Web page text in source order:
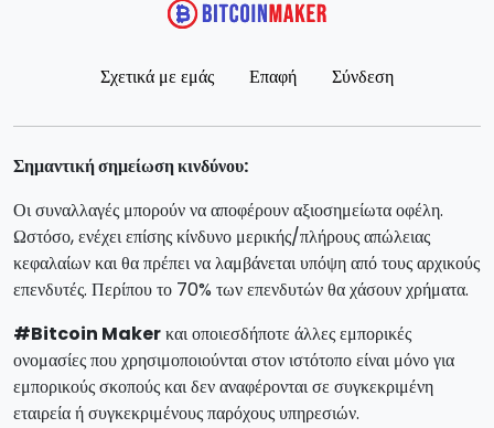
Σχετικά με εμάς Επαφή Σύνδεση
Σημαντική σημείωση κινδύνου:
Οι συναλλαγές μπορούν να αποφέρουν αξιοσημείωτα οφέλη.
Ωστόσο, ενέχει επίσης κίνδυνο μερικής/πλήρους απώλειας
κεφαλαίων και θα πρέπει να λαμβάνεται υπόψη από τους αρχικούς
επενδυτές. Περίπου το 70% των επενδυτών θα χάσουν χρήματα.
#Bitcoin Makerκαι οποιεσδήποτε άλλες εμπορικές
ονομασίες που χρησιμοποιούνται στον ιστότοπο είναι μόνο για
εμπορικούς σκοπούς και δεν αναφέρονται σε συγκεκριμένη
εταιρεία ή συγκεκριμένους παρόχους υπηρεσιών.